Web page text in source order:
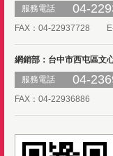
服務電話
04-
FAX：04-22937728 E-
網銷部：台中市西屯區文
服務電話
04-
FAX：04-22936886